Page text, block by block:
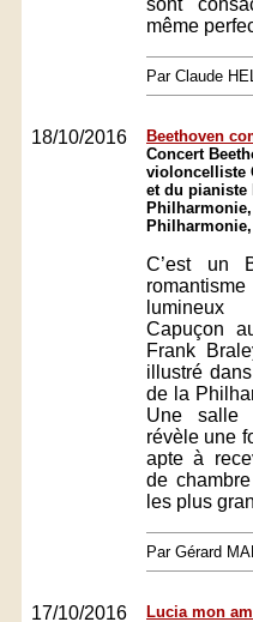
sont
même
Par Claude
18/10/2016
Beethoven
Concert
violoncelliste
et du pianiste
C’est un
Capuçon
Frank
illustré
de la
Une salle
révèle une
apte à
de
les plus
Par Gérard
17/10/2016
Lucia mon